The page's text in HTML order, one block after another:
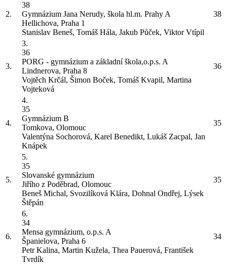
2.
38
Gymnázium Jana Nerudy, škola hl.m. Prahy A
Hellichova, Praha 1
Stanislav Beneš, Tomáš Hála, Jakub Půček, Viktor Vtípil
38
3.
3.
36
PORG - gymnázium a základní škola,o.p.s. A
Lindnerova, Praha 8
Vojtěch Krčál, Šimon Boček, Tomáš Kvapil, Martina
Vojteková
36
4.
4.
35
Gymnázium B
Tomkova, Olomouc
Valentýna Sochorová, Karel Benedikt, Lukáš Zacpal, Jan
Knápek
35
5.
5.
35
Slovanské gymnázium
Jiřího z Poděbrad, Olomouc
Beneš Michal, Svozilíková Klára, Dohnal Ondřej, Lýsek
Štěpán
35
6.
6.
34
Mensa gymnázium, o.p.s. A
Španielova, Praha 6
Petr Kalina, Martin Kužela, Thea Pauerová, František
Tvrdík
34